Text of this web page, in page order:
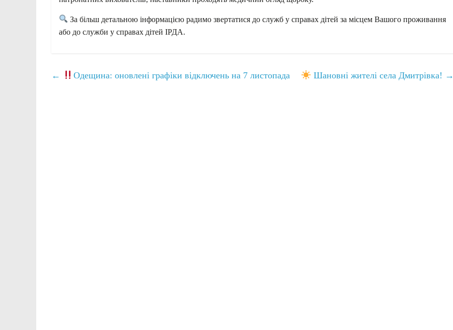
За більш детальною інформацією радимо звертатися до служб у справах дітей за місцем Вашого проживання
або до служби у справах дітей ІРДА.
← Одещина: оновлені графіки відключень на 7 листопада Шановні жителі села Дмитрівка! →